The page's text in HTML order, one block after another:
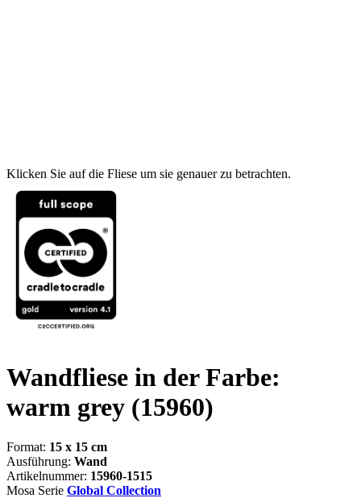
Klicken Sie auf die Fliese um sie genauer zu betrachten.
Wandfliese in der Farbe:
warm grey (15960)
Format: 15 x 15 cm
Ausführung: Wand
Artikelnummer: 15960-1515
Mosa Serie Global Collection